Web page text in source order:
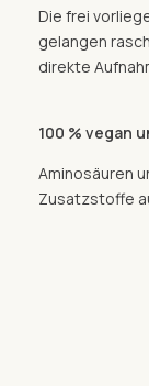
Die frei
gelangen
direkte
100 % vegan
Aminosäuren
Zusatzstoffe